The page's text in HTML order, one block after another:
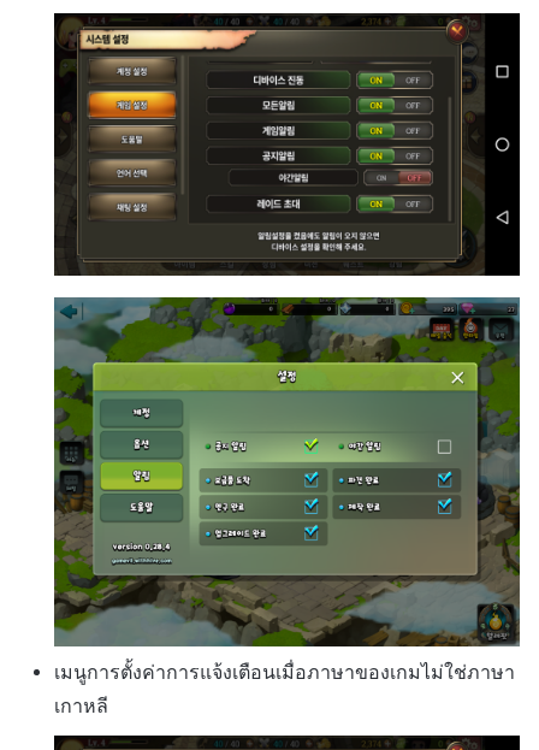
เมนูการตั้งค่าการแจ้งเตือนเมื่อภาษาของเกมไม่ใช่ภาษา
เกาหลี